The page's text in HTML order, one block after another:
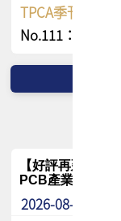
TPCA季刊
No.111：PCB全
【好評再延長】
PCB產業專屬 AI
2026-08-04